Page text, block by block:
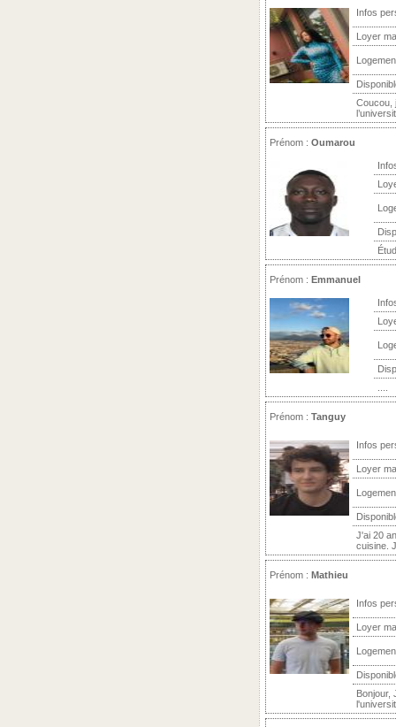
Infos
Loyer
Coucou,
Prénom : Oumarou
Prénom : Emmanuel
Prénom : Tanguy
Infos
Loyer
J'ai 20
cuisine.
Prénom : Mathieu
Infos
Loyer
Bonjour,